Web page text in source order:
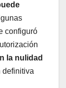
configuró
la nulidad
definitiva